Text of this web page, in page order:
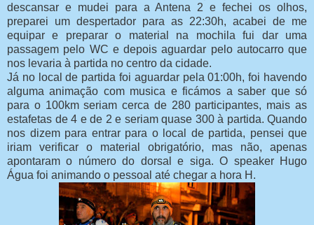
descansar e mudei para a Antena 2 e fechei os olhos,
preparei um despertador para as 22:30h, acabei de me
equipar e preparar o material na mochila fui dar uma
passagem pelo WC e depois aguardar pelo autocarro que
nos levaria à partida no centro da cidade.
Já no local de partida foi aguardar pela 01:00h, foi havendo
alguma animação com musica e ficámos a saber que só
para o 100km seriam cerca de 280 participantes, mais as
estafetas de 4 e de 2 e seriam quase 300 à partida. Quando
nos dizem para entrar para o local de partida, pensei que
iriam verificar o material obrigatório, mas não, apenas
apontaram o número do dorsal e siga. O speaker Hugo
Água foi animando o pessoal até chegar a hora H.